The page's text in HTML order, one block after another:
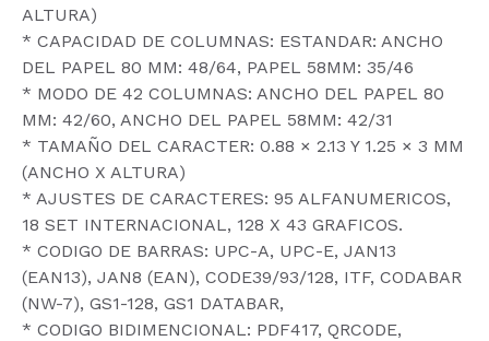
ALTURA)
* CAPACIDAD DE COLUMNAS: ESTANDAR: ANCHO
DEL PAPEL 80 MM: 48/64, PAPEL 58MM: 35/46
* MODO DE 42 COLUMNAS: ANCHO DEL PAPEL 80
MM: 42/60, ANCHO DEL PAPEL 58MM: 42/31
* TAMAÑO DEL CARACTER: 0.88 × 2.13 Y 1.25 × 3 MM
(ANCHO X ALTURA)
* AJUSTES DE CARACTERES: 95 ALFANUMERICOS,
18 SET INTERNACIONAL, 128 X 43 GRAFICOS.
* CODIGO DE BARRAS: UPC-A, UPC-E, JAN13
(EAN13), JAN8 (EAN), CODE39/93/128, ITF, CODABAR
(NW-7), GS1-128, GS1 DATABAR,
* CODIGO BIDIMENCIONAL: PDF417, QRCODE,